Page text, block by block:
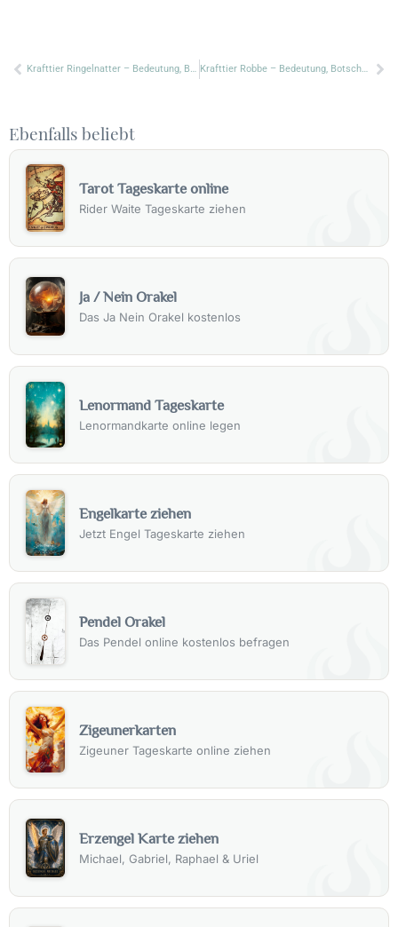
Zurück Krafttier Ringelnatter – Bedeutung, Botschaft & Symbolik Krafttier Robbe – Bedeutung, Botschaft & Symbolik
Ebenfalls beliebt
Tarot Tageskarte online
Rider Waite Tageskarte ziehen
Ja / Nein Orakel
Das Ja Nein Orakel kostenlos
Lenormand Tageskarte
Lenormandkarte online legen
Engelkarte ziehen
Jetzt Engel Tageskarte ziehen
Pendel Orakel
Das Pendel online kostenlos befragen
Zigeunerkarten
Zigeuner Tageskarte online ziehen
Erzengel Karte ziehen
Michael, Gabriel, Raphael & Uriel